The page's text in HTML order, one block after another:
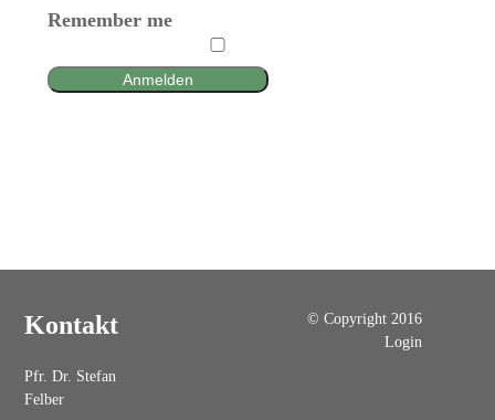
Remember me
Anmelden
Kontakt
Pfr. Dr. Stefan
Felber
© Copyright 2016
Login